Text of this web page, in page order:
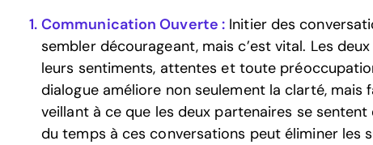
Communication Ouverte : Initier des
sembler décourageant, mais c’est vital. Les
leurs sentiments, attentes et toute
dialogue améliore non seulement la clarté, mais
veillant à ce que les deux partenaires se
du temps à ces conversations peut éliminer les